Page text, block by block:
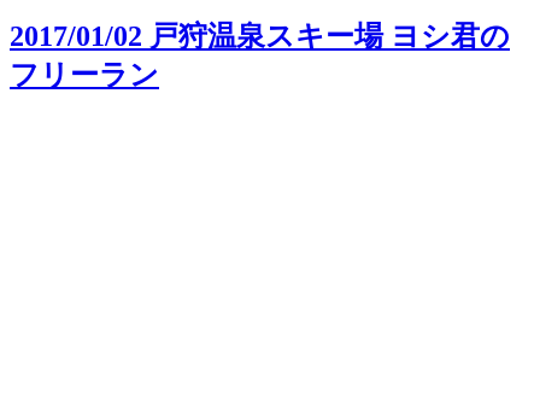
2017/01/02 戸狩温泉スキー場 ヨシ君の
フリーラン